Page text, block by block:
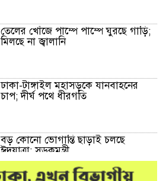
তেলের খোঁজে পাম্পে পাম্পে ঘুরছে গাড়ি;
মিলছে না জ্বালানি
ঢাকা-টাঙ্গাইল মহাসড়কে যানবাহনের
চাপ; দীর্ঘ পথে ধীরগতি
বড় কোনো ভোগান্তি ছাড়াই চলছে
ঈদযাত্রা: সড়কমন্ত্রী